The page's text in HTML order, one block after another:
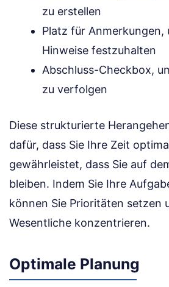
zu erstellen
Platz für Anmerkungen,
Hinweise festzuhalten
Abschluss-Checkbox,
zu verfolgen
Diese strukturierte
dafür, dass Sie Ihre Zeit
gewährleistet, dass Sie auf
bleiben. Indem Sie Ihre
können Sie Prioritäten setzen
Wesentliche konzentrieren.
Optimale Planung